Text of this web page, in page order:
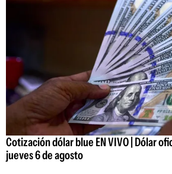
Cotización dólar blue EN VIVO | Dólar
jueves 6 de agosto